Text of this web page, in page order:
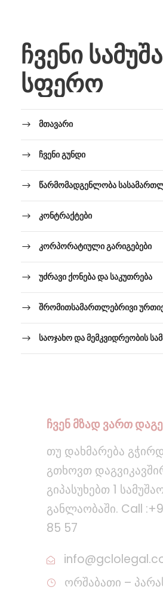
ჩვენი
სფერო
მთავარი
ჩვენი გუნდი
წარმომადგენლობა
კონტრაქტები
კორპორატიული გარიგებები
უძრავი ქონება და საკუთრება
შრომითსამართლებრივი
საოჯახო და მემკვიდრეობის
ჩვენ მზად ვართ
თუ დახმარება
გთხოვთ
გიპასუხებთ 1
განლაობაში. Call
85 57
ორშაბათი –